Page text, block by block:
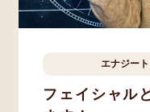
八街
エナジー
フェイシャル